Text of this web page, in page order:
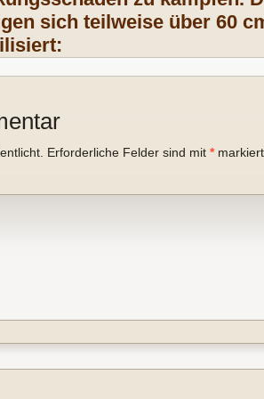
sich teilweise über 60
Erforderliche Felder sind mit *markiert